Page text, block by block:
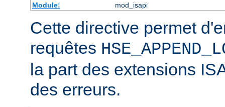
Module:
mod_isapi
Cette directive permet
requêtes
la part des extensions
des erreurs.